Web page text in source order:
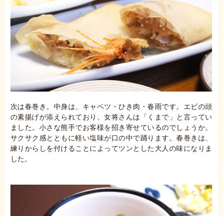
次は春巻き。中身は、キャベツ・ひき肉・春雨です。エビの頭
の素揚げが添えられており、女将さんは「くまで」と言ってい
ました。小さな熊手でお客様を招き寄せているのでしょうか。
サクサク感とともに軽い塩味が口の中で踊ります。春巻きは、
練りからしを付けることによってツンとした大人の味になりま
した。